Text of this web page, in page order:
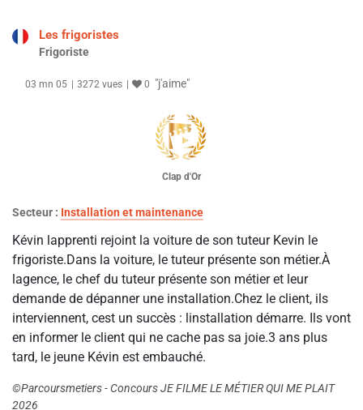
Les frigoristes
Frigoriste
03 mn 05 3272 vues 0 "j'aime"
Clap d'Or
Secteur : Installation et maintenance
Kévin lapprenti rejoint la voiture de son tuteur Kevin le
frigoriste.Dans la voiture, le tuteur présente son métier.À
lagence, le chef du tuteur présente son métier et leur
demande de dépanner une installation.Chez le client, ils
interviennent, cest un succès : linstallation démarre. Ils vont
en informer le client qui ne cache pas sa joie.3 ans plus
tard, le jeune Kévin est embauché.
©Parcoursmetiers - Concours JE FILME LE MÉTIER QUI ME PLAIT
2026